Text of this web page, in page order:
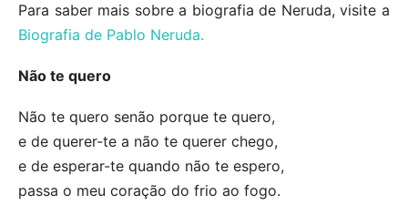
Para saber mais sobre a biografia de Neruda, visite a
Biografia de Pablo Neruda.
Não te quero
Não te quero senão porque te quero,
e de querer-te a não te querer chego,
e de esperar-te quando não te espero,
passa o meu coração do frio ao fogo.